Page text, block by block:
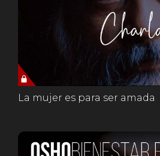
La mujer es para ser amada